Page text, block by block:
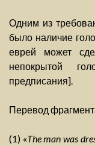
Одним из
было наличие
еврей может
непокрытой
предписания].
Перевод
(1) «The man was